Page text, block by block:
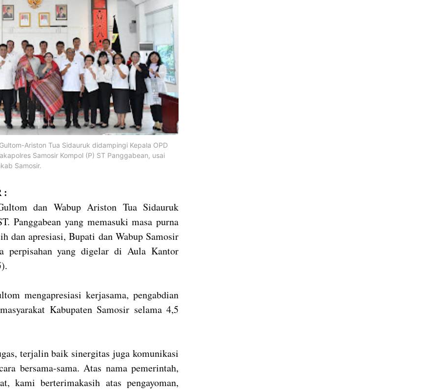
Ariston Tua Sidauruk didampingi Kepala OPD
Samosir Kompol (P) ST Panggabean, usai
Samosir.
:
dan Wabup Ariston Tua Sidauruk
Panggabean yang memasuki masa purna
dan apresiasi, Bupati dan Wabup Samosir
perpisahan yang digelar di Aula Kantor
mengapresiasi kerjasama, pengabdian
Kabupaten Samosir selama 4,5
terjalin baik sinergitas juga komunikasi
bersama-sama. Atas nama pemerintah,
kami berterimakasih atas pengayoman,